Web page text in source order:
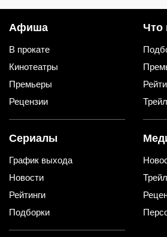
Афиша
В прокате
Кинотеатры
Премьеры
Рецензии
Что
Сериалы
График выхода
Новости
Рейтинги
Подборки